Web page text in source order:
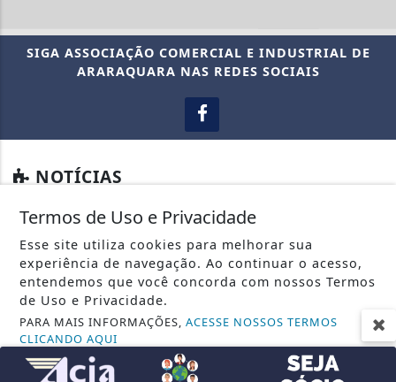
SIGA ASSOCIAÇÃO COMERCIAL E INDUSTRIAL DE
ARARAQUARA NAS REDES SOCIAIS
NOTÍCIAS
AGRO
ASSOCIE-SE
BANCO DE TALENTOS
BOA VISTA SCPC
Termos de Uso e Privacidade
Esse site utiliza cookies para melhorar sua
experiência de navegação. Ao continuar o acesso,
entendemos que você concorda com nossos Termos
de Uso e Privacidade.
PARA MAIS INFORMAÇÕES,ACESSE NOSSOS TERMOS
CLICANDO AQUI
PROSSEGUIR